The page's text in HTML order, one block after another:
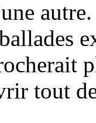
tout